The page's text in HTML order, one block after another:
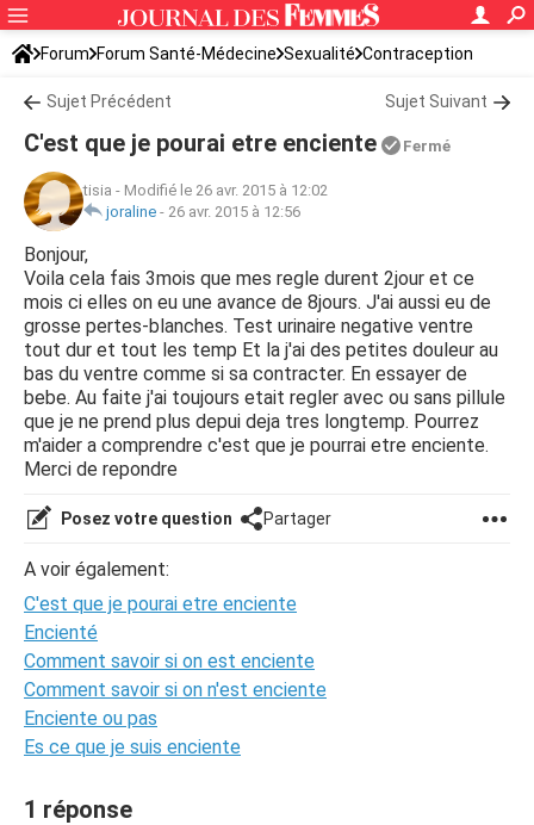
Forum Forum Santé-Médecine Sexualité Contraception
Sujet Précédent Sujet Suivant
C'est que je pourai etre enciente Fermé
tisia - Modifié le 26 avr. 2015 à 12:02
joraline - 26 avr. 2015 à 12:56
Bonjour,
Voila cela fais 3mois que mes regle durent 2jour et ce
mois ci elles on eu une avance de 8jours. J'ai aussi eu de
grosse pertes-blanches. Test urinaire negative ventre
tout dur et tout les temp Et la j'ai des petites douleur au
bas du ventre comme si sa contracter. En essayer de
bebe. Au faite j'ai toujours etait regler avec ou sans pillule
que je ne prend plus depui deja tres longtemp. Pourrez
m'aider a comprendre c'est que je pourrai etre enciente.
Merci de repondre
Posez votre question Partager
A voir également:
C'est que je pourai etre enciente
Encienté
Comment savoir si on est enciente
Comment savoir si on n'est enciente
Enciente ou pas
Es ce que je suis enciente
1 réponse